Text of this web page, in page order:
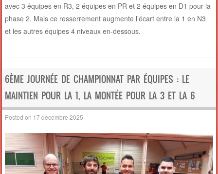
avec 3 équipes en R3, 2 équipes en PR et 2 équipes en D1 pour la
phase 2. Mais ce resserrement augmente l’écart entre la 1 en N3
et les autres équipes 4 niveaux en-dessous.
6ÈME JOURNÉE DE CHAMPIONNAT PAR ÉQUIPES : LE
MAINTIEN POUR LA 1, LA MONTÉE POUR LA 3 ET LA 6
Posted on 17 décembre 2025